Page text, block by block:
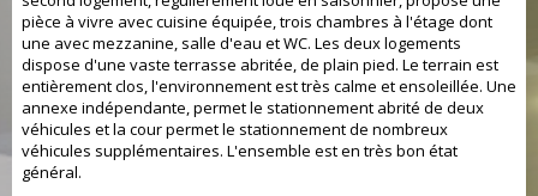
pièce à vivre avec cuisine équipée, trois chambres à l'étage dont
une avec mezzanine, salle d'eau et WC. Les deux logements
dispose d'une vaste terrasse abritée, de plain pied. Le terrain est
entièrement clos, l'environnement est très calme et ensoleillée. Une
annexe indépendante, permet le stationnement abrité de deux
véhicules et la cour permet le stationnement de nombreux
véhicules supplémentaires. L'ensemble est en très bon état
général.